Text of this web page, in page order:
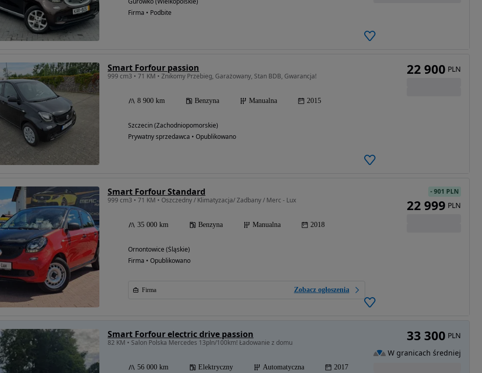
Firma • Podbite
Smart Forfour passion
999 cm3 • 71 KM • Znikomy Przebieg, Garażowany, Stan BDB, Gwarancja!
8 900 km Benzyna Manualna 2015
Szczecin (Zachodniopomorskie)
Prywatny sprzedawca • Opublikowano
22 900 PLN
Smart Forfour Standard
999 cm3 • 71 KM • Oszczedny / Klimatyzacja/ Zadbany / Merc - Lux
35 000 km Benzyna Manualna 2018
Ornontowice (Śląskie)
Firma • Opublikowano
Firma Zobacz ogłoszenia
-901 PLN
22 999 PLN
Smart Forfour electric drive passion
82 KM • Salon Polska Mercedes 13pln/100km! Ładowanie z domu
56 000 km Elektryczny Automatyczna 2017
33 300 PLN
W granicach średniej